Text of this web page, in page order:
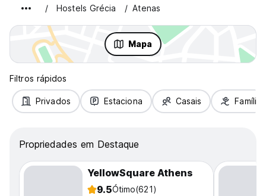
Hostels Grécia Atenas
Mapa
Filtros rápidos
Privados Estaciona Casais Famílias
Propriedades em Destaque
YellowSquare Athens
9.5Ótimo(621)